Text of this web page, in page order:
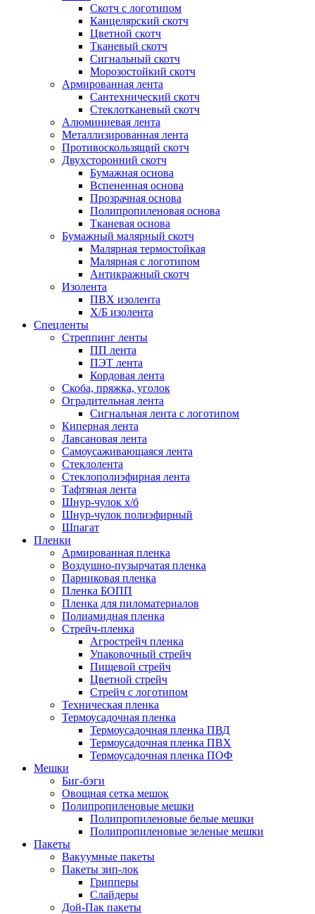
Скотч с логотипом
Канцелярский скотч
Цветной скотч
Тканевый скотч
Сигнальный скотч
Морозостойкий скотч
Армированная лента
Сантехнический скотч
Стеклотканевый скотч
Алюминиевая лента
Металлизированная лента
Противоскользящий скотч
Двухсторонний скотч
Бумажная основа
Вспененная основа
Прозрачная основа
Полипропиленовая основа
Тканевая основа
Бумажный малярный скотч
Малярная термостойкая
Малярная с логотипом
Антикражный скотч
Изолента
ПВХ изолента
Х/Б изолента
Спецленты
Стреппинг ленты
ПП лента
ПЭТ лента
Кордовая лента
Скоба, пряжка, уголок
Оградительная лента
Сигнальная лента с логотипом
Киперная лента
Лавсановая лента
Самоусаживающаяся лента
Стеклолента
Стеклополиэфирная лента
Тафтяная лента
Шнур-чулок х/б
Шнур-чулок полиэфирный
Шпагат
Пленки
Армированная пленка
Воздушно-пузырчатая пленка
Парниковая пленка
Пленка БОПП
Пленка для пиломатериалов
Полиамидная пленка
Стрейч-пленка
Агрострейч пленка
Упаковочный стрейч
Пищевой стрейч
Цветной стрейч
Стрейч с логотипом
Техническая пленка
Термоусадочная пленка
Термоусадочная пленка ПВД
Термоусадочная пленка ПВХ
Термоусадочная пленка ПОФ
Мешки
Биг-бэги
Овощная сетка мешок
Полипропиленовые мешки
Полипропиленовые белые мешки
Полипропиленовые зеленые мешки
Пакеты
Вакуумные пакеты
Пакеты зип-лок
Грипперы
Слайдеры
Дой-Пак пакеты